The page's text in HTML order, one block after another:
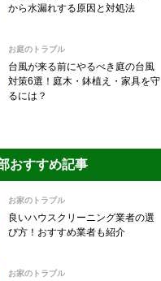
から水漏れする原因と対処法
お庭のトラブル
台風が来る前にやるべき庭の台風
対策6選！庭木・鉢植え・家具を守
るには？
おすすめ記事
お家のトラブル
良いハウスクリーニング業者の選
び方！おすすめ業者も紹介
お家のトラブル